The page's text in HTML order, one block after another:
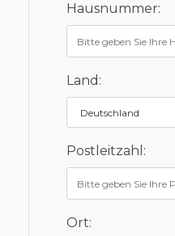
Hausnummer:
Land:
Postleitzahl:
Ort: